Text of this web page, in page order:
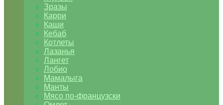
Зразы
Карри
Каши
Кебаб
Котлеты
Лазанья
Лангет
Лобио
Мамалыга
Манты
Мясо по-французски